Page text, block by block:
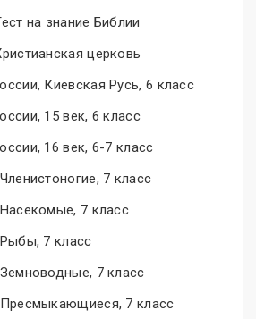
на знание Библии
церковь
Киевская Русь, 6 класс
15 век, 6 класс
16 век, 6-7 класс
7 класс
7 класс
7 класс
7 класс
7 класс